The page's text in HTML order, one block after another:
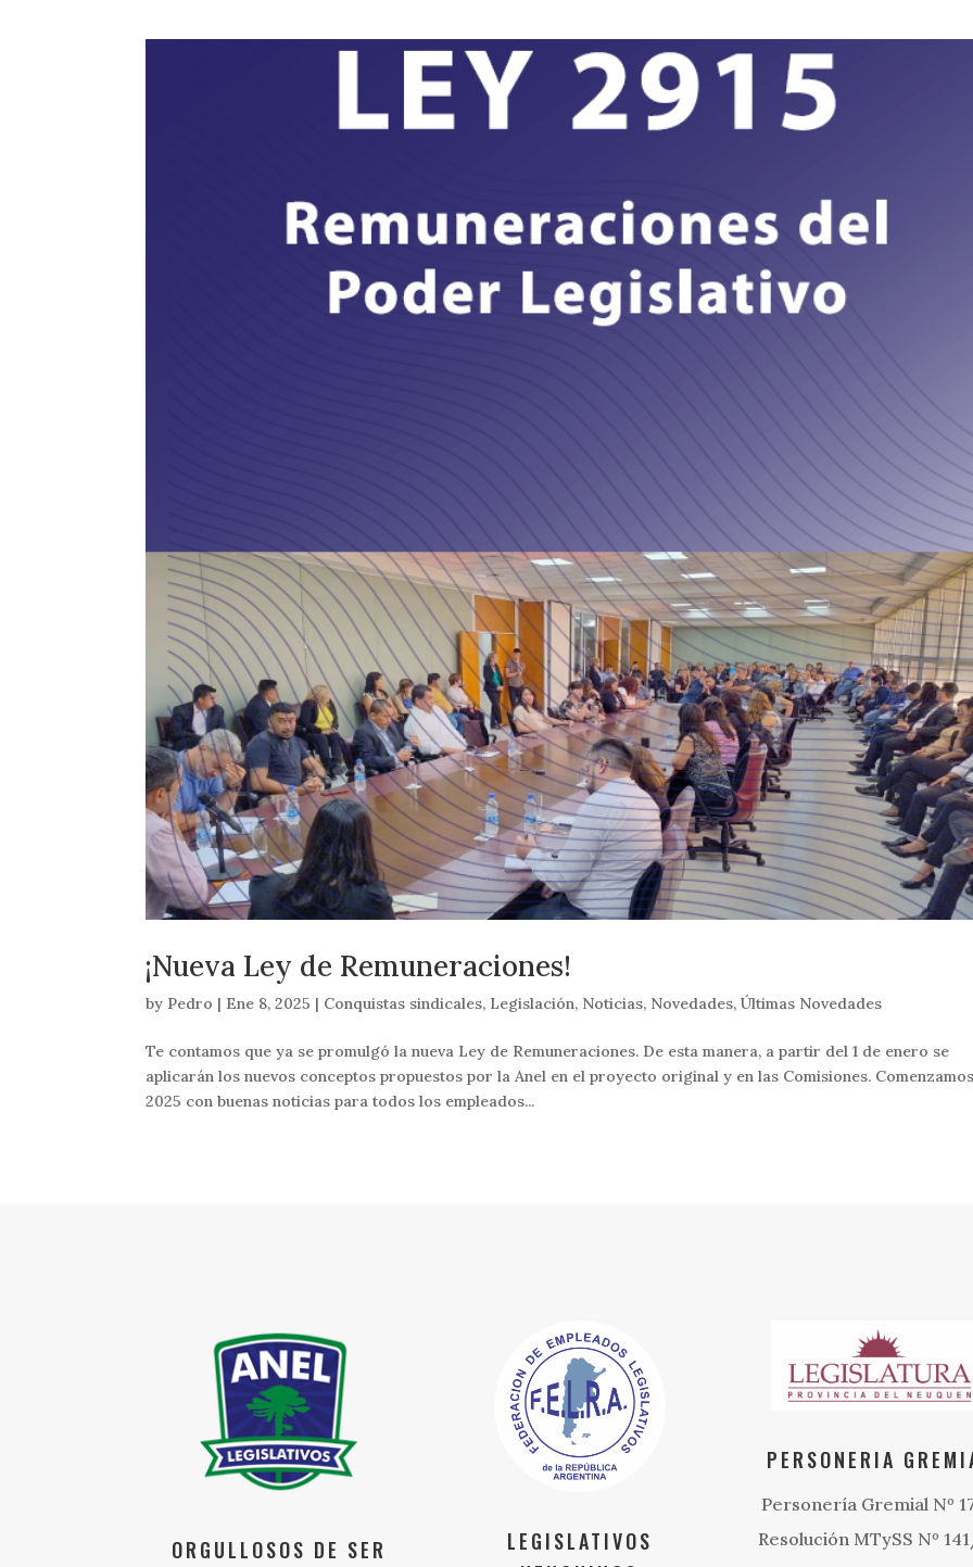
¡Nueva Ley de Remuneraciones!
by Pedro | Ene 8, 2025 | Conquistas sindicales, Legislación, Noticias, Novedades,Últimas Novedades
Te contamos que ya se promulgó la nueva Ley de Remuneraciones. De esta manera, a partir del 1 de enero se
aplicarán los nuevos conceptos propuestos por la Anel en el proyecto original y en las Comisiones.
2025 con buenas noticias para todos los empleados...
ORGULLOSOS DE SER
LEGISLATIVOS
PERSONERIA
Personería Gremial Nº
Resolución MTySS Nº